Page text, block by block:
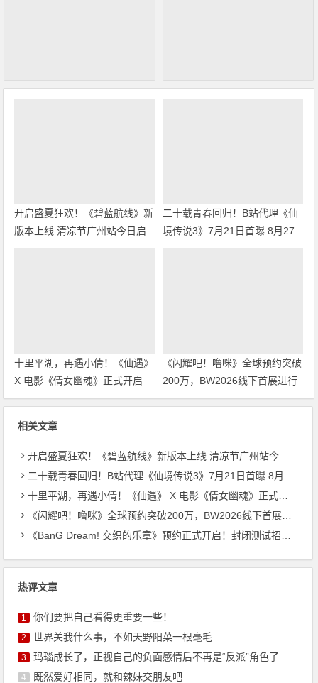
开启盛夏狂欢！《碧蓝航线》新
版本上线 清凉节广州站今日启
二十载青春回归！B站代理《仙
境传说3》7月21日首曝 8月27
十里平湖，再遇小倩！《仙遇》
X 电影《倩女幽魂》正式开启
《闪耀吧！噜咪》全球预约突破
200万，BW2026线下首展进行
中
相关文章
开启盛夏狂欢！《碧蓝航线》新版本上线 清凉节广州站今日启幕
二十载青春回归！B站代理《仙境传说3》7月21日首曝 8月27日首测开启招募
十里平湖，再遇小倩！《仙遇》 X 电影《倩女幽魂》正式开启
《闪耀吧！噜咪》全球预约突破200万，BW2026线下首展进行中
《BanG Dream! 交织的乐章》预约正式开启！封闭测试招募同步启动
热评文章
1 你们要把自己看得更重要一些！
2 世界关我什么事，不如天野阳菜一根毫毛
3 玛瑙成长了，正视自己的负面感情后不再是“反派”角色了
4 既然爱好相同，就和辣妹交朋友吧